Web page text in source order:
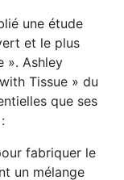
une étude
et le plus
». Ashley
Tissue » du
que ses
fabriquer le
un mélange